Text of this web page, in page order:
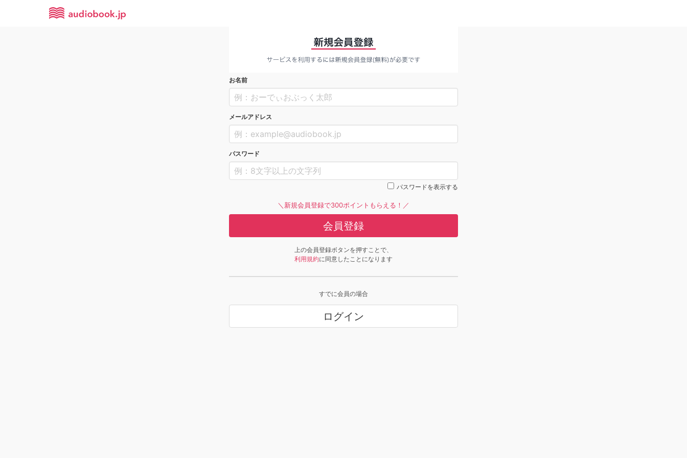
お名前
メールアドレス
パスワード
パスワードを表示する
＼新規会員登録で300ポイントもらえる！／
会員登録
上の会員登録ボタンを押すことで、
利用規約に同意したことになります
すでに会員の場合
ログイン